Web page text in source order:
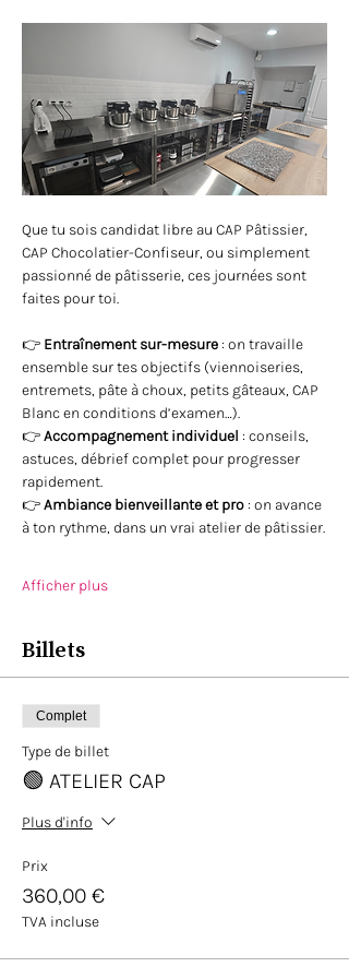
Que tu sois candidat libre au CAP Pâtissier,
CAP Chocolatier-Confiseur, ou simplement
passionné de pâtisserie, ces journées sont
faites pour toi.
👉 Entraînement sur-mesure : on travaille
ensemble sur tes objectifs (viennoiseries,
entremets, pâte à choux, petits gâteaux, CAP
Blanc en conditions d’examen…).
👉 Accompagnement individuel : conseils,
astuces, débrief complet pour progresser
rapidement.
👉 Ambiance bienveillante et pro : on avance
à ton rythme, dans un vrai atelier de pâtissier.
Afficher plus
Billets
Complet
Type de billet
🟢 ATELIER CAP
Plus d'info
Prix
360,00 €
TVA incluse